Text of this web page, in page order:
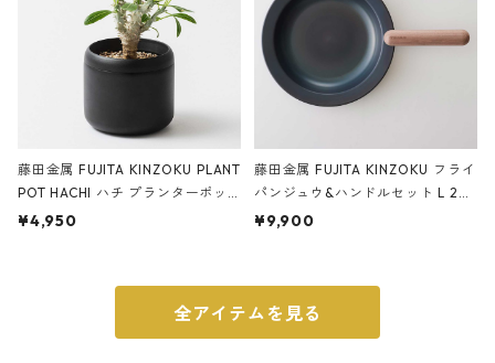
藤田金属 FUJITA KINZOKU PLANT
POT HACHI ハチ プランターポッ
ト 3号 ブラック
¥4,950
藤田金属 FUJITA KINZOKU フライ
パンジュウ&ハンドルセット L 24c
m ガス火・IH対応 鉄フライパン
¥9,900
全アイテムを見る